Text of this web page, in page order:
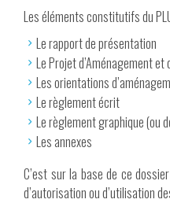
Les éléments constitutifs du
Le rapport de présentation
Le Projet d’Aménagement et
Les orientations
Le règlement écrit
Le règlement graphique (ou
Les annexes
C’est sur la base de ce
d’autorisation ou d’utilisation